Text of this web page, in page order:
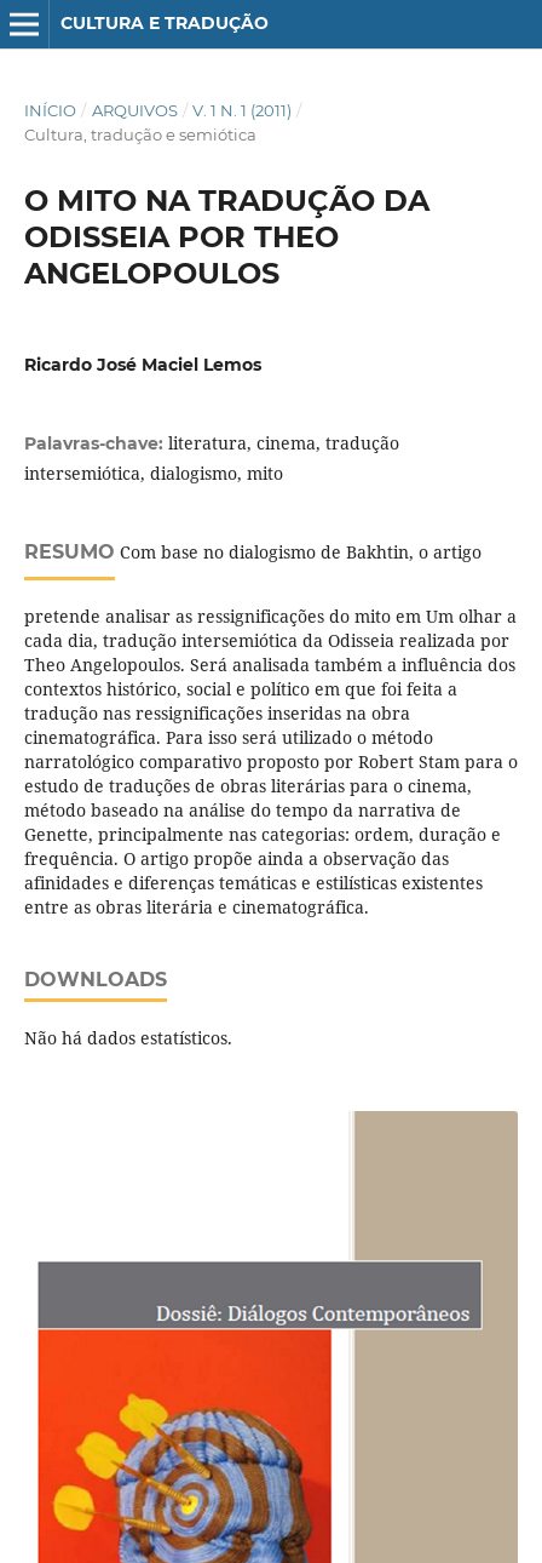
CULTURA E TRADUÇÃO
INÍCIO / ARQUIVOS / V. 1 N. 1 (2011) /
Cultura, tradução e semiótica
O MITO NA TRADUÇÃO DA
ODISSEIA POR THEO
ANGELOPOULOS
Ricardo José Maciel Lemos
Palavras-chave: literatura, cinema, tradução
intersemiótica, dialogismo, mito
RESUMO Com base no dialogismo de Bakhtin, o artigo
pretende analisar as ressignificações do mito em Um olhar a
cada dia, tradução intersemiótica da Odisseia realizada por
Theo Angelopoulos. Será analisada também a influência dos
contextos histórico, social e político em que foi feita a
tradução nas ressignificações inseridas na obra
cinematográfica. Para isso será utilizado o método
narratológico comparativo proposto por Robert Stam para o
estudo de traduções de obras literárias para o cinema,
método baseado na análise do tempo da narrativa de
Genette, principalmente nas categorias: ordem, duração e
frequência. O artigo propõe ainda a observação das
afinidades e diferenças temáticas e estilísticas existentes
entre as obras literária e cinematográfica.
DOWNLOADS
Não há dados estatísticos.